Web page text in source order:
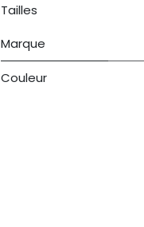
Tailles
Marque
Couleur